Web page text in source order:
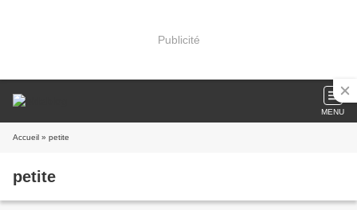
Publicité
MENU
Accueil » petite
petite